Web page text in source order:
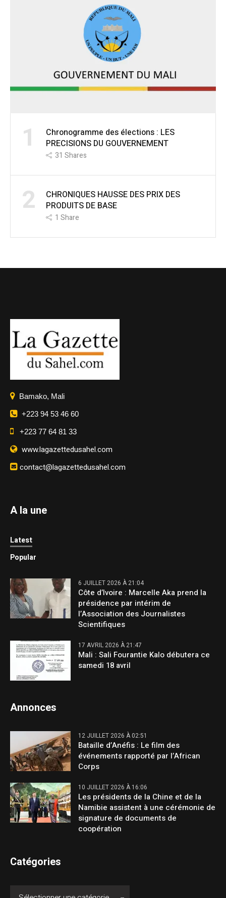
1
Chronogramme des élections : LES
PRECISIONS DU GOUVERNEMENT
31 Shares
2
CHRONIQUES HAUSSE DES PRIX DES
PRODUITS DE BASE
1 Share
Bamako, Mali
+223 94 53 46 60
+223 77 64 81 33
www.lagazettedusahel.com
contact@lagazettedusahel.com
A la une
Latest
Popular
6 JUILLET 2026 À 21:04
Côte d’Ivoire : Marcelle Aka prend la
présidence par intérim de
l’Association des Journalistes
Scientifiques
17 AVRIL 2026 À 21:47
Mali : Sali Fourantie Kalo débutera ce
samedi 18 avril
Annonces
12 JUILLET 2026 À 02:51
Bataille d’Anéfis : Le film des
événements rapporté par l’African
Corps
10 JUILLET 2026 À 16:06
Les présidents de la Chine et de la
Namibie assistent à une cérémonie de
signature de documents de
coopération
Catégories